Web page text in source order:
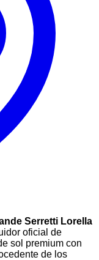
Serretti Lorella
oficial de
sol premium con
de los